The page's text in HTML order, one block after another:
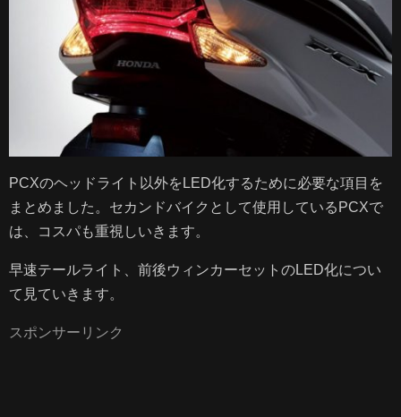
PCXのヘッドライト以外をLED化するために必要な項目を
まとめました。セカンドバイクとして使用しているPCXで
は、コスパも重視しいきます。
早速テールライト、前後ウィンカーセットのLED化につい
て見ていきます。
スポンサーリンク
about RIDE SCOPE
サイトマップ
プライバシーポリシー